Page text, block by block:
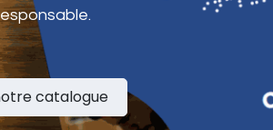
catalogue